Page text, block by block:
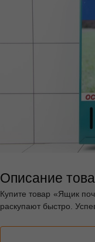
Описание
Купите товар «Ящик
раскупают быстро.